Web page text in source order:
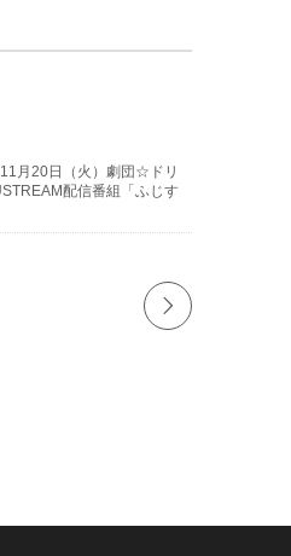
月20日（火）劇団☆ドリ
配信番組「ふじす